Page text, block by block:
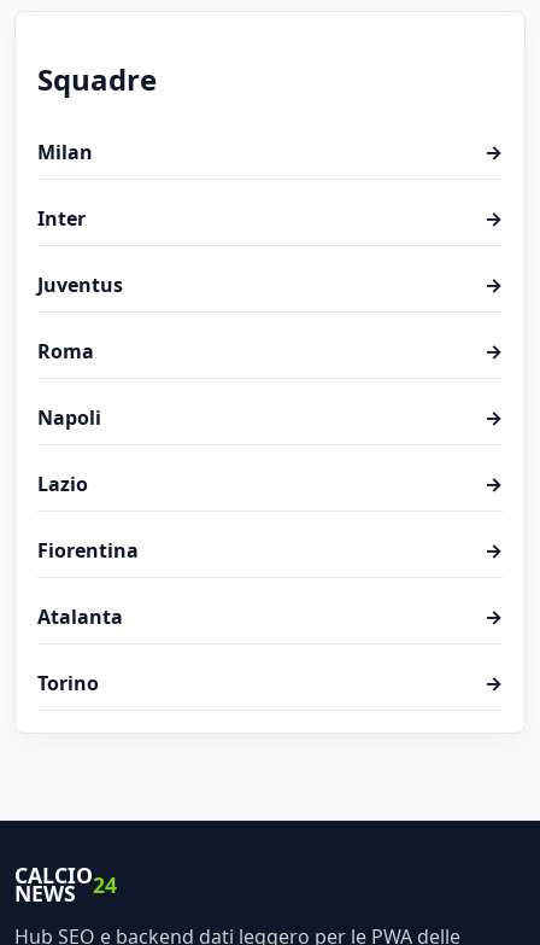
Squadre
Milan →
Inter →
Juventus →
Roma →
Napoli →
Lazio →
Fiorentina →
Atalanta →
Torino →
CALCIO
NEWS 24
Hub SEO e backend dati leggero per le PWA delle